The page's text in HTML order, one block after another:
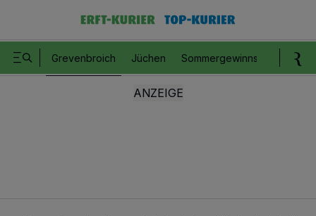
Grevenbroich Jüchen Sommergewinnspiel